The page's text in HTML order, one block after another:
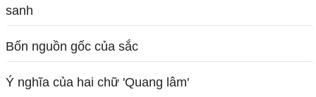
sanh
Bốn nguồn gốc của sắc
Ý nghĩa của hai chữ 'Quang lâm'